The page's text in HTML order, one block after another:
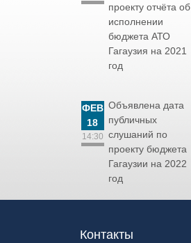
проекту отчёта об
исполнении
бюджета АТО
Гагаузия на 2021
год
ФЕВ
18
14:30
Объявлена дата
публичных
слушаний по
проекту бюджета
Гагаузии на 2022
год
Контакты